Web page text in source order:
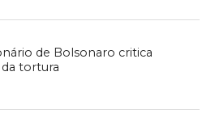
de Bolsonaro critica
tortura